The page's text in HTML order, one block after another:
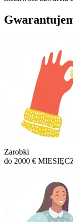
Zarobki
do 2000 €